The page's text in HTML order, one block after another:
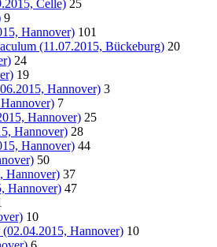
Celle) 25
9
Hannover) 101
(11.07.2015, Bückeburg) 20
24
19
Hannover) 3
7
Hannover) 25
Hannover) 28
Hannover) 44
50
Hannover) 37
Hannover) 47
10
Hannover) 10